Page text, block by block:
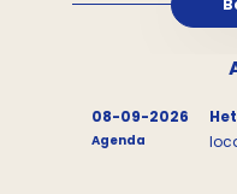
08-09-2026
Agenda